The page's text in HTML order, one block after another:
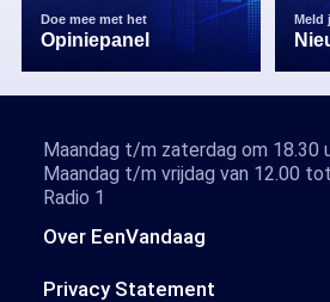
Doe mee met het
Opiniepanel
Meld
Over EenVandaag
Privacy Statement
Maandag t/m zaterdag om 18.30
Maandag t/m vrijdag van 12.00
Radio 1